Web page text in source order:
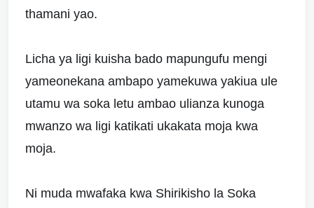
thamani yao.
Licha ya ligi kuisha bado mapungufu mengi
yameonekana ambapo yamekuwa yakiua ule
utamu wa soka letu ambao ulianza kunoga
mwanzo wa ligi katikati ukakata moja kwa
moja.
Ni muda mwafaka kwa Shirikisho la Soka